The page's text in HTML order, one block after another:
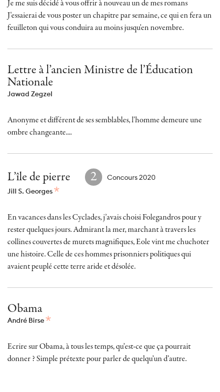
Je me suis décidé à vous offrir à nouveau un de mes romans
J'essaierai de vous poster un chapitre par semaine, ce qui en fera un
feuilleton qui vous conduira au moins jusqu'en novembre.
Lettre à l’ancien Ministre de l’Éducation
Nationale
Jawad Zegzel
Anonyme et différent de ses semblables, l'homme demeure une
ombre changeante....
L’île de pierre 2
Concours 2020
Jill S. Georges
En vacances dans les Cyclades, j’avais choisi Folegandros pour y
rester quelques jours. Admirant la mer, marchant à travers les
collines couvertes de murets magnifiques, Eole vint me chuchoter
une histoire. Celle de ces hommes prisonniers politiques qui
avaient peuplé cette terre aride et désolée.
Obama
André Birse
Ecrire sur Obama, à tous les temps, qu’est-ce que ça pourrait
donner ? Simple prétexte pour parler de quelqu’un d’autre.